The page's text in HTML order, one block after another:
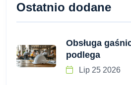
Ostatnio dodane
Obsługa
podlega
Lip 25 2026